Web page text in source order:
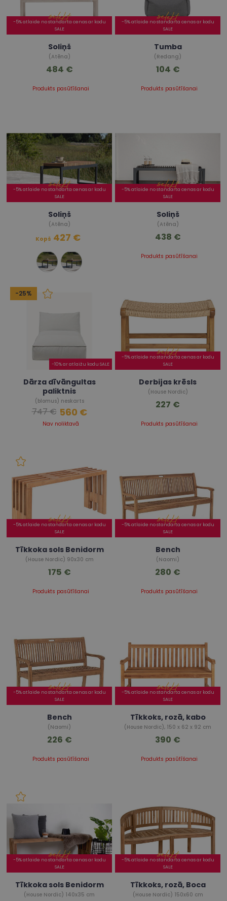
-5% atlaide no standarta cenas ar kodu
SALE
Soliņš
(Atēna)
Produkts pasūtīšanai
484 €
-5% atlaide no standarta cenas ar kodu
SALE
Tumba
(Redang)
Produkts pasūtīšanai
104 €
-5% atlaide no standarta cenas ar kodu
SALE
Soliņš
(Atēna)
Kopš 427 €
-5% atlaide no standarta cenas ar kodu
SALE
Soliņš
(Atēna)
Produkts pasūtīšanai
438 €
-25%
-10% ar atlaižu kodu SALE
Dārza dīvāngultas
paliktnis
(blomus) neskarts
Nav noliktavā
747 € 560 €
-5% atlaide no standarta cenas ar kodu
SALE
Derbijas krēsls
(House Nordic)
Produkts pasūtīšanai
227 €
-5% atlaide no standarta cenas ar kodu
SALE
Tīkkoka sols Benidorm
(House Nordic) 90x30 cm
Produkts pasūtīšanai
175 €
-5% atlaide no standarta cenas ar kodu
SALE
Bench
(Naomi)
Produkts pasūtīšanai
280 €
-5% atlaide no standarta cenas ar kodu
SALE
Bench
(Naomi)
Produkts pasūtīšanai
226 €
-5% atlaide no standarta cenas ar kodu
SALE
Tīkkoks, rozā, kabo
(House Nordic), 150 x 62 x 92 cm
Produkts pasūtīšanai
390 €
-5% atlaide no standarta cenas ar kodu
SALE
Tīkkoka sols Benidorm
(House Nordic) 140x35 cm
-5% atlaide no standarta cenas ar kodu
SALE
Tīkkoks, rozā, Boca
(House Nordic) 150x60 cm